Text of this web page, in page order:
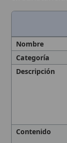
Nombre
Descripción
Histórico